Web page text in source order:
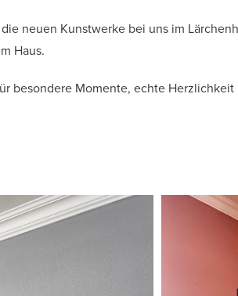
neuen Kunstwerke bei uns im
Haus.
besondere Momente, echte Herzlichkeit